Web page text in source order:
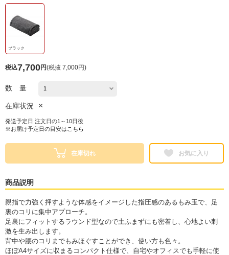
ブラック
税込7,700円(税抜 7,000円)
数 量
在庫状況 ×
発送予定日 注文日の1～10日後
※お届け予定日の目安は こちら
在庫切れ お気に入り
商品説明
親指で力強く押すような体感をイメージした指圧感のあるもみ玉で、足
裏のコリに集中アプローチ。
足裏にフィットするラウンド型なので土ふまずにも密着し、心地よい刺
激を生み出します。
背中や腰のコリまでもみほぐすことができ、使い方も色々。
ほぼA4サイズに収まるコンパクト仕様で、自宅やオフィスでも手軽に使